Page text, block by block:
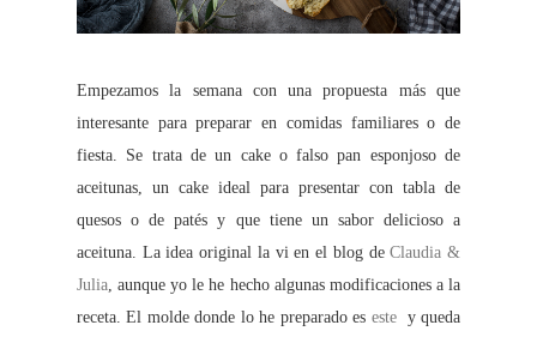
Empezamos la semana con una propuesta más que
interesante para preparar en comidas familiares o de
fiesta. Se trata de un cake o falso pan esponjoso de
aceitunas, un cake ideal para presentar con tabla de
quesos o de patés y que tiene un sabor delicioso a
aceituna. La idea original la vi en el blog deClaudia &
Julia, aunque yo le he hecho algunas modificaciones a la
receta. El molde donde lo he preparado es este y queda